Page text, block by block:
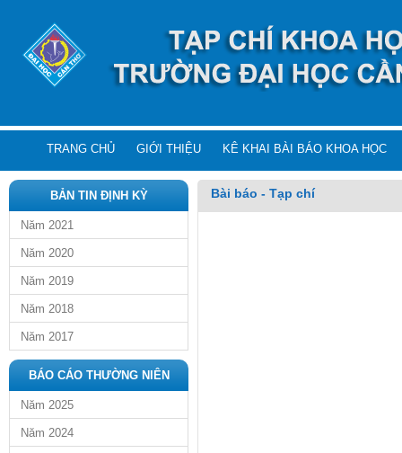
TRANG CHỦ GIỚI THIỆU KÊ KHAI BÀI BÁO KHOA HỌC
BẢN TIN ĐỊNH KỲ
Năm 2021
Năm 2020
Năm 2019
Năm 2018
Năm 2017
BÁO CÁO THƯỜNG NIÊN
Năm 2025
Năm 2024
Bài báo - Tạp chí